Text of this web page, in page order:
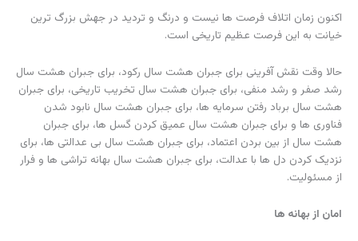
اکنون زمان اتلاف فرصت ها نیست و درنگ و تردید در جهش بزرگ ترین
خیانت به این فرصت عظیم تاریخی است.
حالا وقت نقش آفرینی برای جبران هشت سال رکود، برای جبران هشت سال
رشد صفر و رشد منفی، برای جبران هشت سال تخریب تاریخی، برای جبران
هشت سال برباد رفتن سرمایه ها، برای جبران هشت سال نابود شدن
فناوری ها و برای جبران هشت سال عمیق کردن گسل ها، برای جبران
هشت سال از بین بردن اعتماد، برای جبران هشت سال بی عدالتی ها، برای
نزدیک کردن دل ها با عدالت، برای جبران هشت سال بهانه تراشی ها و فرار
از مسئولیت.
امان از بهانه ها